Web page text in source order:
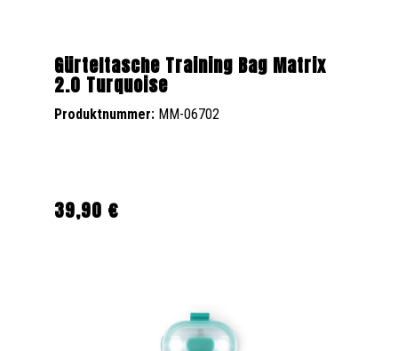
Gürteltasche Training Bag Matrix
2.0 Turquoise
Produktnummer: MM-06702
Regulärer Preis:
39,90 €